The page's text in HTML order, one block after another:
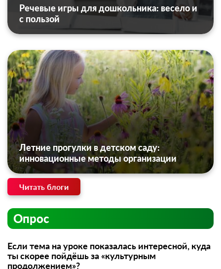
Речевые игры для дошкольника: весело и
с пользой
Летние прогулки в детском саду:
инновационные методы организации
Читать блоги
Опрос
Если тема на уроке показалась интересной, куда
ты скорее пойдёшь за «культурным
продолжением»?